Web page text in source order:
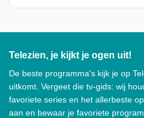
Telezien, je kijkt je ogen uit!
De beste programma's kijk je op
uitkomt. Vergeet die tv-gids: wij
favoriete series en het allerbeste
aan en bewaar je favoriete